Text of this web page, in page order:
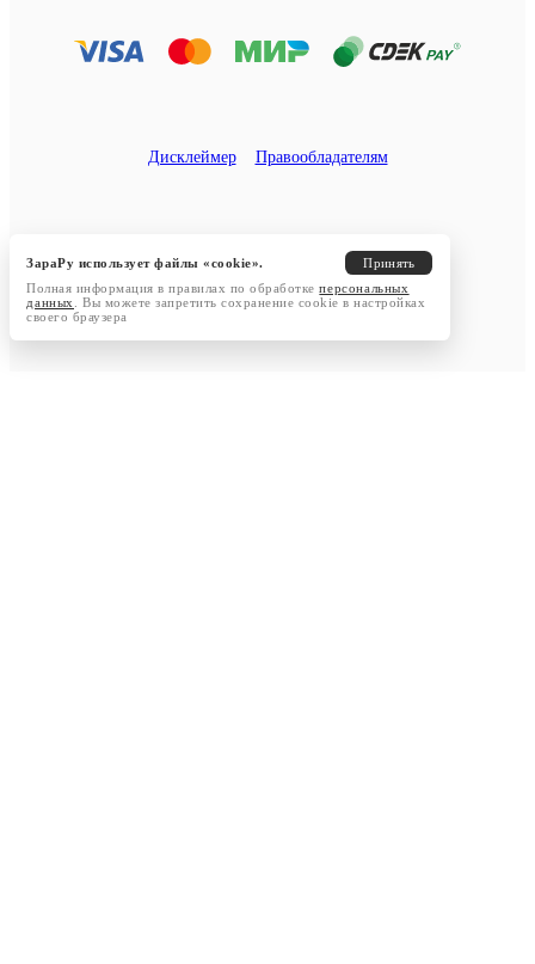
Дисклеймер Правообладателям
ЗараРу использует файлы «cookie».
Принять
Полная информация в правилах по обработкеперсональных
данных
. Вы можете запретить сохранение cookie в настройках
своего браузера